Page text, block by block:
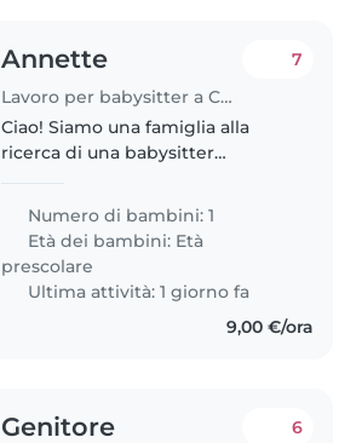
Annette
Lavoro per babysitter a Costabissara
7
Ciao! Siamo una famiglia alla
ricerca di una babysitter
4 anni, che è curiosa, loquace e
affettuosa. Ci piacerebbe trovare
qualcuno che sia a proprio..
Numero di bambini: 1
Età dei bambini: Età
prescolare
Ultima attività: 1 giorno fa
9,00 €/ora
Genitore 6